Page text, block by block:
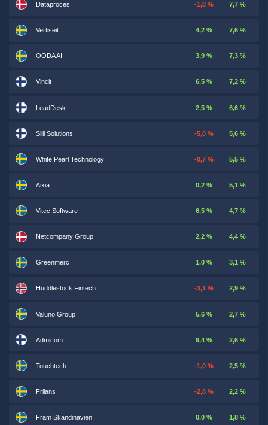
Dataproces -1,8 % 7,7 %
Vertiseit 4,2 % 7,6 %
OODA AI 3,9 % 7,3 %
Vincit 6,5 % 7,2 %
LeadDesk 2,5 % 6,6 %
Siili Solutions -5,0 % 5,6 %
White Pearl Technology -0,7 % 5,5 %
Aixia 0,2 % 5,1 %
Vitec Software 6,5 % 4,7 %
Netcompany Group 2,2 % 4,4 %
Greenmerc 1,0 % 3,1 %
Huddlestock Fintech -3,1 % 2,9 %
Valuno Group 5,6 % 2,7 %
Admicom 9,4 % 2,6 %
Touchtech -1,0 % 2,5 %
Frilans -2,8 % 2,2 %
Fram Skandinavien 0,0 % 1,8 %